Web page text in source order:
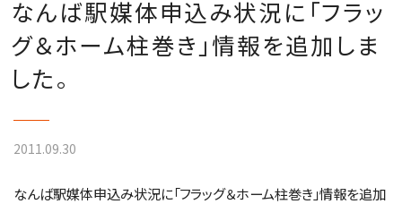
なんば駅媒体申込み状況に「フラッ
グ＆ホーム柱巻き」情報を追加しま
した。
2011.09.30
なんば駅媒体申込み状況に「フラッグ＆ホーム柱巻き」情報を追加